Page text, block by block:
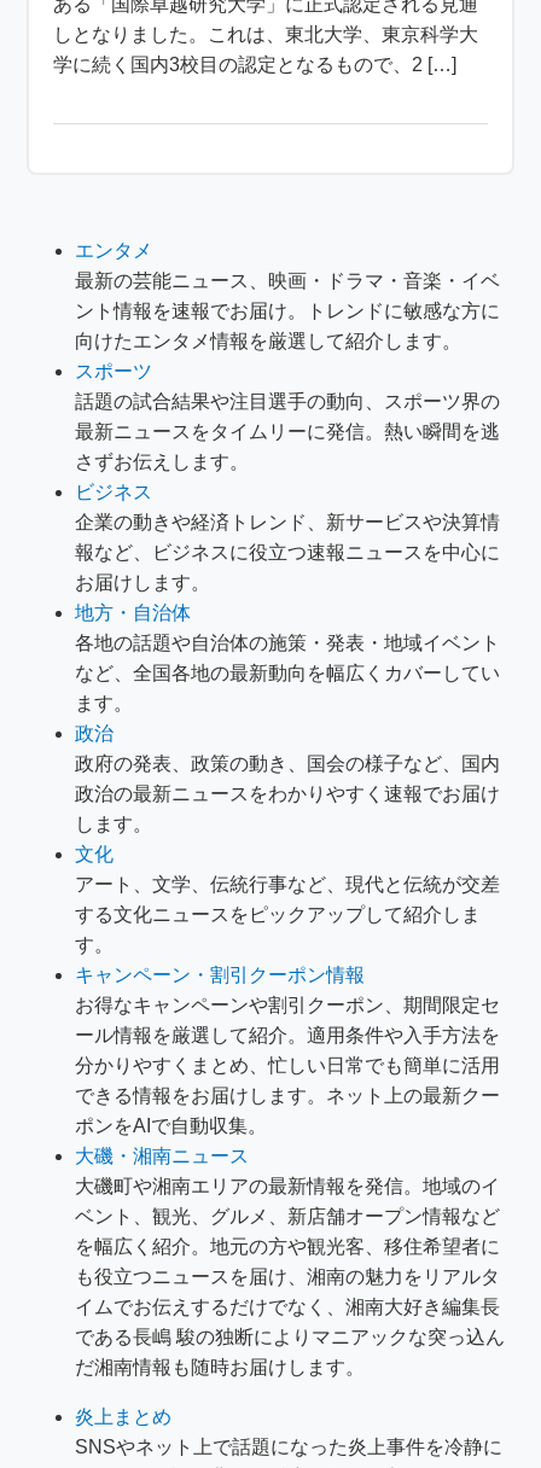
ある「国際卓越研究大学」に正式認定される見通
しとなりました。これは、東北大学、東京科学大
学に続く国内3校目の認定となるもので、2 […]
エンタメ
最新の芸能ニュース、映画・ドラマ・音楽・イベ
ント情報を速報でお届け。トレンドに敏感な方に
向けたエンタメ情報を厳選して紹介します。
スポーツ
話題の試合結果や注目選手の動向、スポーツ界の
最新ニュースをタイムリーに発信。熱い瞬間を逃
さずお伝えします。
ビジネス
企業の動きや経済トレンド、新サービスや決算情
報など、ビジネスに役立つ速報ニュースを中心に
お届けします。
地方・自治体
各地の話題や自治体の施策・発表・地域イベント
など、全国各地の最新動向を幅広くカバーしてい
ます。
政治
政府の発表、政策の動き、国会の様子など、国内
政治の最新ニュースをわかりやすく速報でお届け
します。
文化
アート、文学、伝統行事など、現代と伝統が交差
する文化ニュースをピックアップして紹介しま
す。
キャンペーン・割引クーポン情報
お得なキャンペーンや割引クーポン、期間限定セ
ール情報を厳選して紹介。適用条件や入手方法を
分かりやすくまとめ、忙しい日常でも簡単に活用
できる情報をお届けします。ネット上の最新クー
ポンをAIで自動収集。
大磯・湘南ニュース
大磯町や湘南エリアの最新情報を発信。地域のイ
ベント、観光、グルメ、新店舗オープン情報など
を幅広く紹介。地元の方や観光客、移住希望者に
も役立つニュースを届け、湘南の魅力をリアルタ
イムでお伝えするだけでなく、湘南大好き編集長
である長嶋 駿の独断によりマニアックな突っ込ん
だ湘南情報も随時お届けします。
炎上まとめ
SNSやネット上で話題になった炎上事件を冷静に